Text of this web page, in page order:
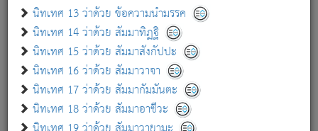
นิทเทศ 13 ว่าด้วย ข้อความนำมรรค
นิทเทศ 14 ว่าด้วย สัมมาทิฏฐิ
นิทเทศ 15 ว่าด้วย สัมมาสังกัปปะ
นิทเทศ 16 ว่าด้วย สัมมาวาจา
นิทเทศ 17 ว่าด้วย สัมมากัมมันตะ
นิทเทศ 18 ว่าด้วย สัมมาอาชีวะ
เกี่ยวกับธรรมโฆษณ์ออนไลน์ (Disclaimer)
แม้ระบบ "ธรรมโฆษณ์ออนไลน์" พยายามปรับปรุงข้อมูลให้ถูกต้องมากที่สุด
ผู้ศึกษาก็พึงตรวจสอบกับตัวเล่มหนังสือต้นฉบับ ที่มีการพิมพ์ครั้งล่าสุด
ก่อนนำข้อมูลไปใช้ในการอ้างอิง"
เกี่ยวกับอัตถจารี|เกี่ยวกับการพัฒนา|แจ้งข้อผิดพลาด / แนะนำ